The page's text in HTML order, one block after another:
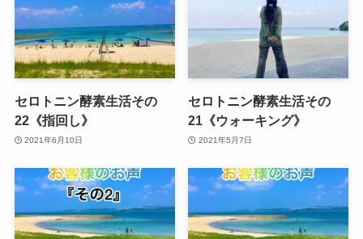
セロトニン酵素生活その
22《指回し》
2021年6月10日
セロトニン酵素生活その
21《ウォーキング》
2021年5月7日